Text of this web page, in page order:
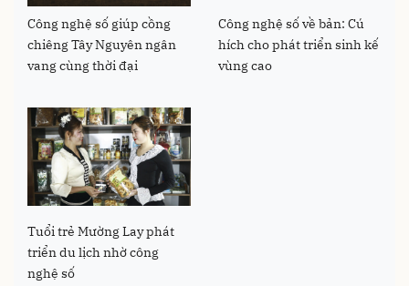
Công nghệ số giúp cồng
chiêng Tây Nguyên ngân
vang cùng thời đại
Công nghệ số về bản: Cú
hích cho phát triển sinh kế
vùng cao
Tuổi trẻ Mường Lay phát
triển du lịch nhờ công
nghệ số